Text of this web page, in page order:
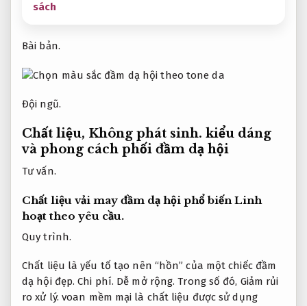
sách
Bài bản.
Đội ngũ.
Chất liệu, Không phát sinh. kiểu dáng
và phong cách phối đầm dạ hội
Tư vấn.
Chất liệu vải may đầm dạ hội phổ biếnLinh
hoạt theo yêu cầu.
Quy trình.
Chất liệu là yếu tố tạo nên “hồn” của một chiếc đầm
dạ hội đẹp.Chi phí. Dễ mở rộng. Trong số đó, Giảm rủi
ro xử lý. voan mềm mại là chất liệu được sử dụng